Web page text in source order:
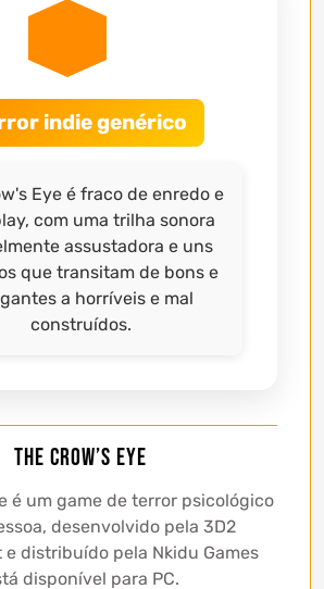
indie genérico
Eye é fraco de enredo e
com uma trilha sonora
assustadora e uns
que transitam de bons e
a horríveis e mal
construídos.
The Crow’s Eye
é um game de terror psicológico
desenvolvido pela 3D2
distribuído pela Nkidu Games
disponível para PC.